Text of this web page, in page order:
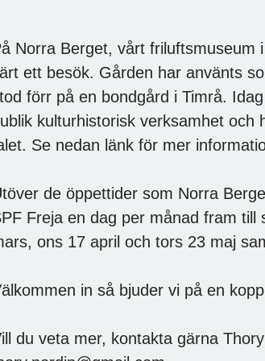
Norra Berget, vårt friluftsmuseum
ett besök. Gården har använts
förr på en bondgård i Timrå.
kulturhistorisk verksamhet
Se nedan länk för mer
de öppettider som Norra
Freja en dag per månad fram
ons 17 april och tors 23 maj
in så bjuder vi på en
du veta mer, kontakta gärna